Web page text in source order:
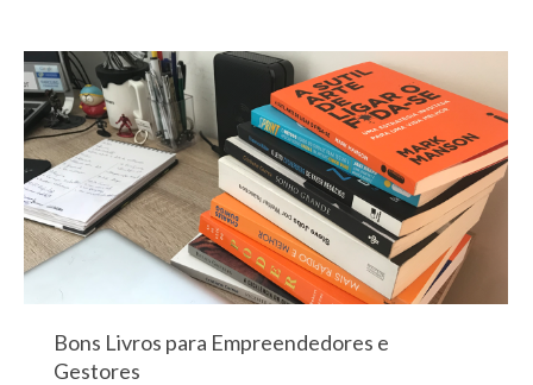
Bons Livros para Empreendedores e
Gestores